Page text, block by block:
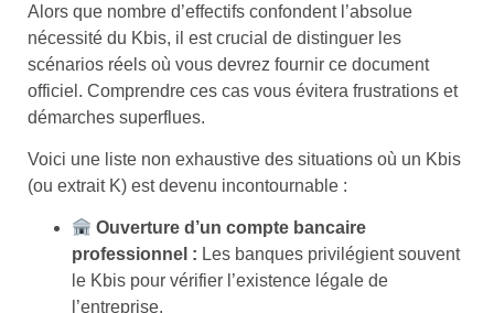
Alors que nombre d’effectifs confondent l’absolue
nécessité du Kbis, il est crucial de distinguer les
scénarios réels où vous devrez fournir ce document
officiel. Comprendre ces cas vous évitera frustrations et
démarches superflues.
Voici une liste non exhaustive des situations où un Kbis
(ou extrait K) est devenu incontournable :
Ouverture d’un compte bancaire
professionnel : Les banques privilégient souvent
le Kbis pour vérifier l’existence légale de
l’entreprise.